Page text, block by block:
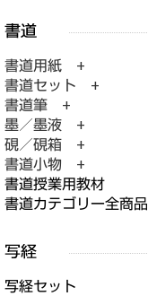
書道用紙 +
書道セット +
書道筆 +
墨／墨液 +
硯／硯箱 +
書道小物 +
書道授業用教材
書道カテゴリー全商品
写経セット